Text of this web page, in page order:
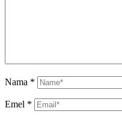
Nama *
Emel *